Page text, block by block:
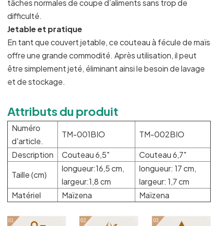
tâches normales de coupe d’aliments sans trop de
difficulté.
Jetable et pratique
En tant que couvert jetable, ce couteau à fécule de maïs
offre une grande commodité. Après utilisation, il peut
être simplement jeté, éliminant ainsi le besoin de lavage
et de stockage.
Attributs du produit
Numéro
d'article.
TM-001BIO
TM-002BIO
Description
Couteau 6,5"
Couteau 6,7"
Taille (cm)
longueur:16,5 cm,
largeur:1,8 cm
longueur: 17 cm,
largeur: 1,7 cm
Matériel
Maïzena Maïzena